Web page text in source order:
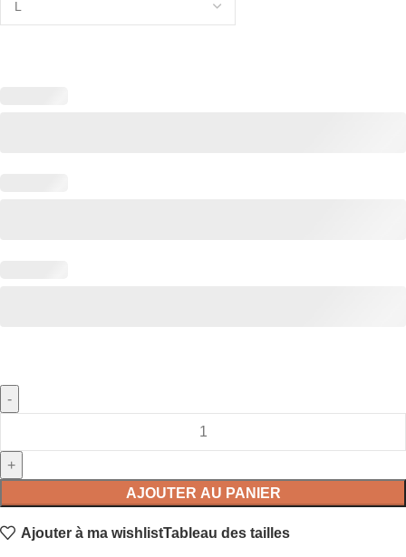
AJOUTER AU PANIER
Ajouter à ma wishlistTableau des tailles